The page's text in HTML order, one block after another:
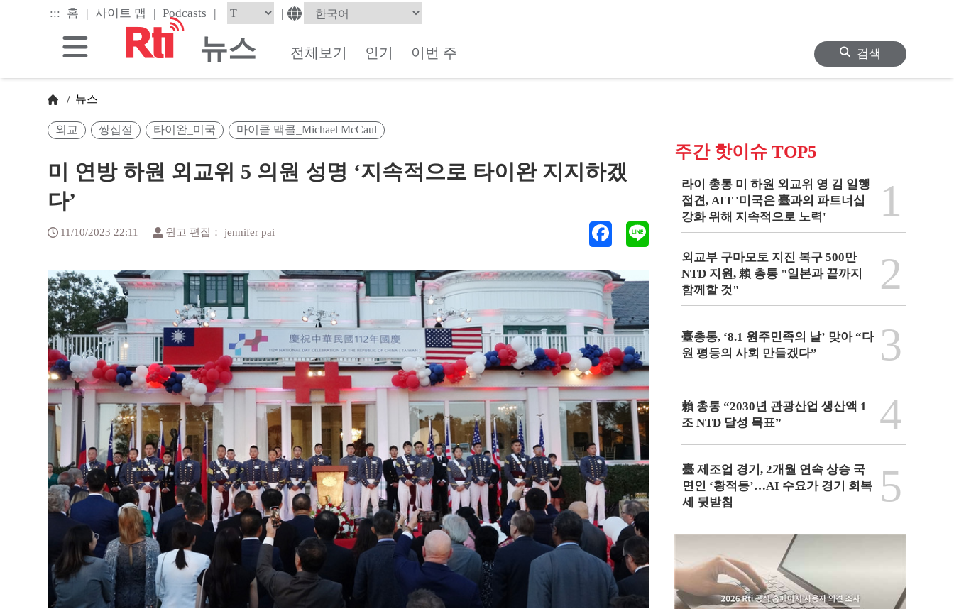
::: 홈 | 사이트 맵 | Podcasts | |
뉴스 | 전체보기 인기 이번 주 검색
/ 뉴스
외교 쌍십절 타이완_미국 마이클 맥콜_Michael McCaul
미 연방 하원 외교위 5 의원 성명 ‘지속적으로 타이완 지지하겠
다’
11/10/2023 22:11 원고 편집： jennifer pai
주간 핫이슈 TOP5
라이 총통 미 하원 외교위 영 김 일행
접견, AIT '미국은 臺과의 파트너십
강화 위해 지속적으로 노력'
1
외교부 구마모토 지진 복구 500만
NTD 지원, 賴 총통 "일본과 끝까지
함께할 것"
2
臺총통, ‘8.1 원주민족의 날’ 맞아 “다
원 평등의 사회 만들겠다”
3
賴 총통 “2030년 관광산업 생산액 1
조 NTD 달성 목표”
4
臺 제조업 경기, 2개월 연속 상승 국
면인 ‘황적등’…AI 수요가 경기 회복
세 뒷받침
5